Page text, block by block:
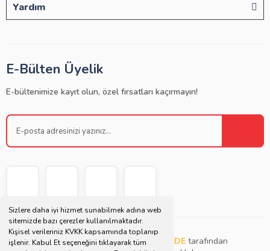
Sizlere daha iyi hizmet sunabilmek adına web
sitemizde bazı çerezler kullanılmaktadır.
Kişisel verileriniz KVKK kapsamında toplanıp
işlenir. Kabul Et seçeneğini tıklayarak tüm
Yardım
E-Bülten Üyelik
E-bültenimize kayıt olun, özel fırsatları kaçırmayın!
Copyright © 2021 | Bu websitesiMüjdat DEDE tarafından